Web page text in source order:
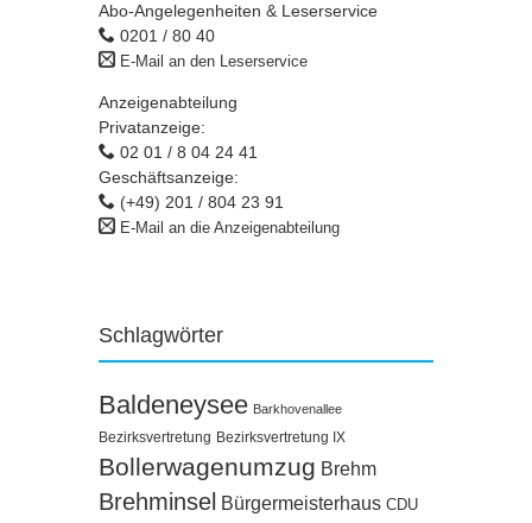
Abo-Angelegenheiten & Leserservice
0201 / 80 40
E-Mail an den Leserservice
Anzeigenabteilung
Privatanzeige:
02 01 / 8 04 24 41
Geschäftsanzeige:
(+49) 201 / 804 23 91
E-Mail an die Anzeigenabteilung
Schlagwörter
Baldeneysee Barkhovenallee
Bezirksvertretung Bezirksvertretung IX
Bollerwagenumzug Brehm
Brehminsel Bürgermeisterhaus CDU